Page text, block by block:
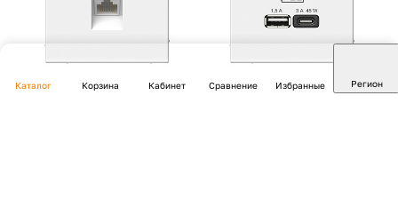
Каталог Корзина Кабинет Сравнение Избранные Регион